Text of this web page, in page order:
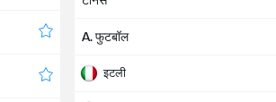
A. फुटबॉल
इटली